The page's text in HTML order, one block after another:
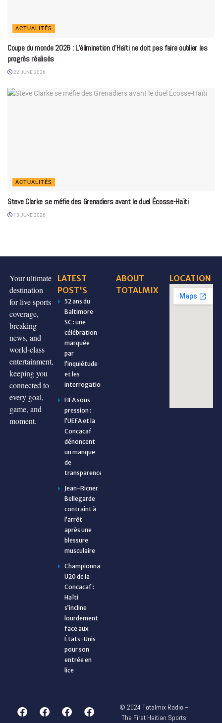
ACTUALITÉS
Coupe du monde 2026 : L’élimination d’Haïti ne doit pas faire oublier les
progrès réalisés
22 JUNE 2026
ACTUALITÉS
Steve Clarke se méfie des Grenadiers avant le duel Écosse-Haïti
13 JUNE 2026
Your ultimate
destination
for live sports
coverage,
breaking
news, and
world-class
entertainment,
keeping you
connected to
every goal,
game, and
moment.
LATEST
POST'S
52 ans du
Baltimore
SC : une
célébration
marquée
par
l’inquiétude
et les
interrogations
FIFA sous
pression :
l’UEFA et la
Concacaf
dénoncent
un manque
de
transparence
Jean-Ricner
Bellegarde
contraint à
l’arrêt
après une
blessure
musculaire
Championnat
U20 de la
Concacaf :
Haïti
s’incline
lourdement
face aux
États-Unis
pour son
entrée en
lice
ABOUT
TOTALMIX
LOCATION
© 2024 Totalmix Radio –
The First Haitian Sports